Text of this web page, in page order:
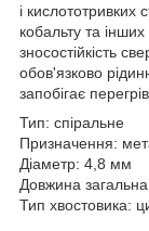
і
кобальту та
зносостійкість
обов'язково
запобігає
Тип: спіральне
Призначення:
Діаметр: 4,8 мм
Довжина
Тип хвостовика: